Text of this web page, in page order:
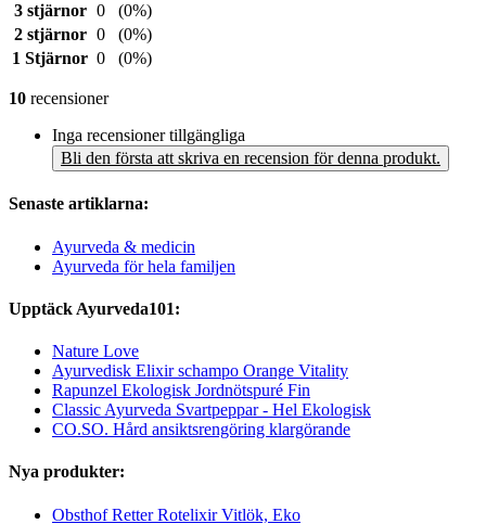
3 stjärnor 0
(0%)
2 stjärnor 0
(0%)
1 Stjärnor 0 (0%)
10 recensioner
Inga recensioner tillgängliga
Bli den första att skriva en recension för denna produkt.
Senaste artiklarna:
Ayurveda & medicin
Ayurveda för hela familjen
Upptäck Ayurveda101:
Nature Love
Ayurvedisk Elixir schampo Orange Vitality
Rapunzel Ekologisk Jordnötspuré Fin
Classic Ayurveda Svartpeppar - Hel Ekologisk
CO.SO. Hård ansiktsrengöring klargörande
Nya produkter:
Obsthof Retter Rotelixir Vitlök, Eko